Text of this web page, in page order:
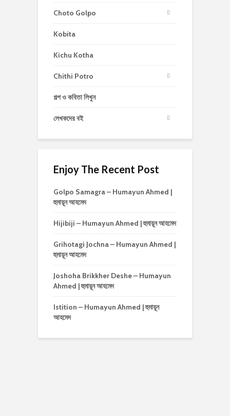
Choto Golpo
Kobita
Kichu Kotha
Chithi Potro
গল্প ও কবিতা লিখুন
লেখকদের বই
Enjoy The Recent Post
Golpo Samagra – Humayun Ahmed |
হুমায়ূন আহমেদ
Hijibiji – Humayun Ahmed | হুমায়ূন আহমেদ
Grihotagi Jochna – Humayun Ahmed |
হুমায়ূন আহমেদ
Joshoha Brikkher Deshe – Humayun
Ahmed | হুমায়ূন আহমেদ
Istition – Humayun Ahmed | হুমায়ূন
আহমেদ